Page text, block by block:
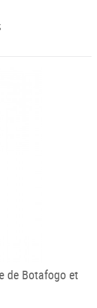
de Botafogo et